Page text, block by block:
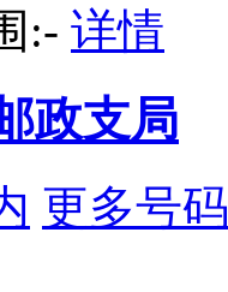
:- 详情
政支局
更多号码